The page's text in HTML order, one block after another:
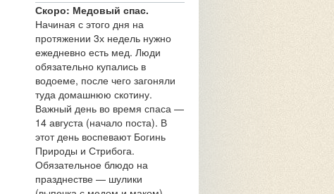
Скоро: Медовый спас.
Начиная с этого дня на
протяжении 3х недель нужно
ежедневно есть мед. Люди
обязательно купались в
водоеме, после чего загоняли
туда домашнюю скотину.
Важный день во время спаса —
14 августа (начало поста). В
этот день воспевают Богинь
Природы и Стрибога.
Обязательное блюдо на
празднестве — шулики